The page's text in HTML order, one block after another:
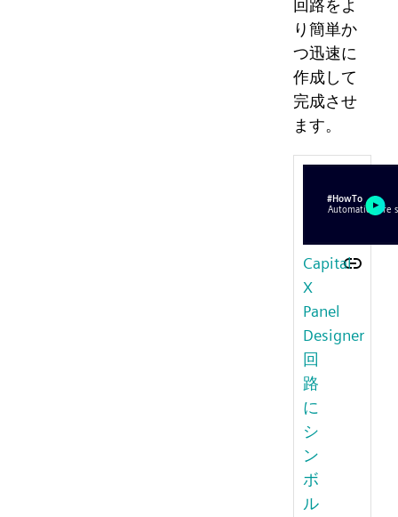
回路をよ
り簡単か
つ迅速に
作成して
完成させ
ます。
Capital
X
Panel
Designer
回
路
に
シ
ン
ボ
ル